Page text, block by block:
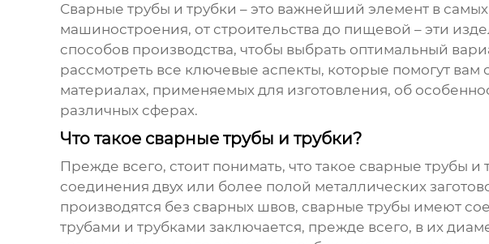
Сварные трубы и трубки – это важнейший элемент в
машиностроения, от строительства до пищевой – эти
способов производства, чтобы выбрать оптимальный
рассмотреть все ключевые аспекты, которые помогут
материалах, применяемых для изготовления, об
различных сферах.
Что такое сварные трубы и трубки?
Прежде всего, стоит понимать, что такое сварные трубы и
соединения двух или более полой металлических
производятся без сварных швов, сварные трубы имеют
трубами и трубками заключается, прежде всего, в их